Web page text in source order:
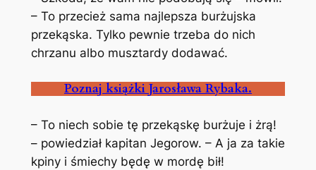
– To przecież sama najlepsza burżujska
przekąska. Tylko pewnie trzeba do nich
chrzanu albo musztardy dodawać.
Poznaj książki Jarosława Rybaka.
– To niech sobie tę przekąskę burżuje i żrą!
– powiedział kapitan Jegorow. – A ja za takie
kpiny i śmiechy będę w mordę bił!